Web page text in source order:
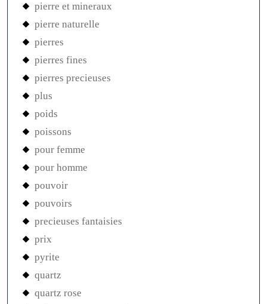
pierre et mineraux
pierre naturelle
pierres
pierres fines
pierres precieuses
plus
poids
poissons
pour femme
pour homme
pouvoir
pouvoirs
precieuses fantaisies
prix
pyrite
quartz
quartz rose